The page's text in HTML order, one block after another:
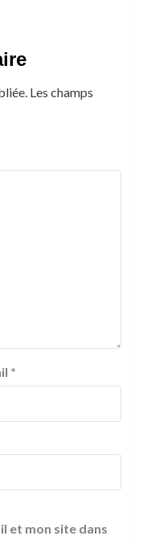
Les champs
*
et mon site dans